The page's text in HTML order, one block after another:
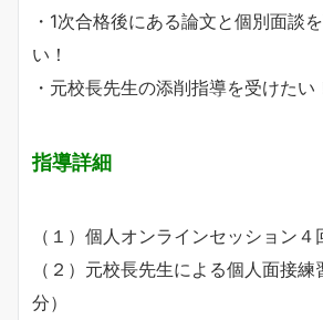
・1次合格後にある論文と個別面談
い！
・元校長先生の添削指導を受けた
指導詳細
（１）個人オンラインセッション４
（２）元校長先生による個人面接
分）